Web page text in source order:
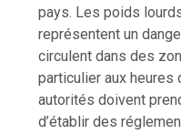
pays. Les poids
représentent un
circulent dans des
particulier aux heures
autorités doivent
d’établir des